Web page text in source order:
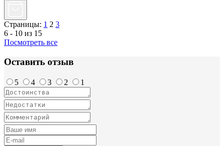
Страницы: 1 2 3
6 - 10 из 15
Посмотреть все
Оставить отзыв
5 4 3 2 1